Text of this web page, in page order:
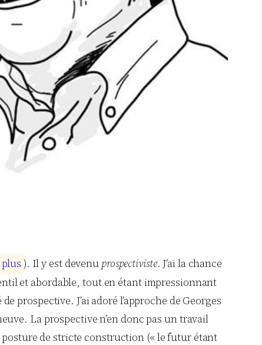
plus ). Il y est devenu prospectiviste. J’ai la chance
et abordable, tout en étant impressionnant
J’ai adoré l’approche de Georges
La prospective n’en donc pas un travail
posture de stricte construction (« le futur étant